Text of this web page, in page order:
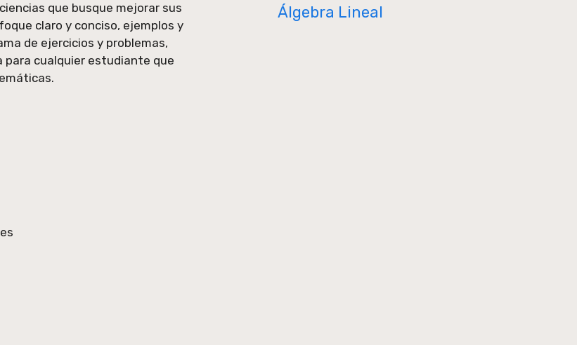
que busque mejorar sus
claro y conciso, ejemplos y
de ejercicios y problemas,
para cualquier estudiante que
Álgebra Lineal